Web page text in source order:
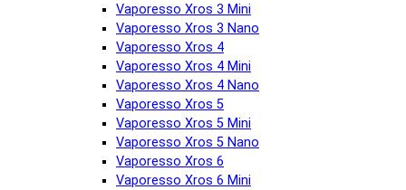
Vaporesso Xros 3 Mini
Vaporesso Xros 3 Nano
Vaporesso Xros 4
Vaporesso Xros 4 Mini
Vaporesso Xros 4 Nano
Vaporesso Xros 5
Vaporesso Xros 5 Mini
Vaporesso Xros 5 Nano
Vaporesso Xros 6
Vaporesso Xros 6 Mini